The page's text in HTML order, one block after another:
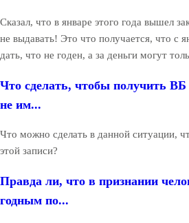
Сказал, что в январе этого года вышел
не выдавать! Это что получается, что с
дать, что не годен, а за деньги могут
Что сделать, чтобы получить ВБ
не им...
Что можно сделать в данной ситуации,
этой записи?
Правда ли, что в признании
годным по...